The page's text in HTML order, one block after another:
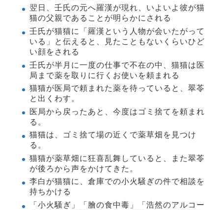
翌日、壬氏の元へ羅漢が現れ、いよいよ彼が猫
猫の父親であることが明らかにされる
壬氏が猫猫に「羅漢という人物が会いたがって
いる」と伝えると、見たこともないくらいひど
い顔をされる
壬氏が半月に一度の仕事で不在の中、猫猫は医
局まで薬を取りに行くお使いを頼まれる
猫猫が医局で頼まれた薬を待っていると、翠苓
と出くわす。
医局から戻ったあと、今度はゴミ捨てを頼まれ
る。
猫猫は、ゴミ捨て場の近くで薬草畑を見つけ
る。
猫猫が薬草畑に狂喜乱舞していると、また翠苓
が後ろから声をかけてきた。
李白が猫猫に、倉庫での小火騒ぎの件で相談を
持ちかける
「小火騒ぎ」「膾の食中毒」「浩然のアルコー